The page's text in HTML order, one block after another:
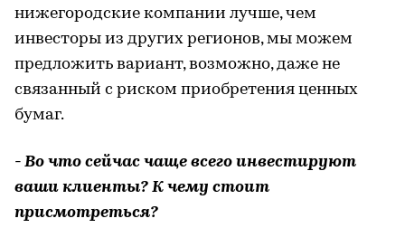
нижегородские компании лучше, чем
инвесторы из других регионов, мы можем
предложить вариант, возможно, даже не
связанный с риском приобретения ценных
бумаг.
- Во что сейчас чаще всего инвестируют
ваши клиенты? К чему стоит
присмотреться?